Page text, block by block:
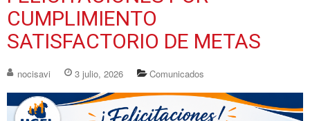
CUMPLIMIENTO
SATISFACTORIO DE METAS
nocisavi 3 julio, 2026 Comunicados